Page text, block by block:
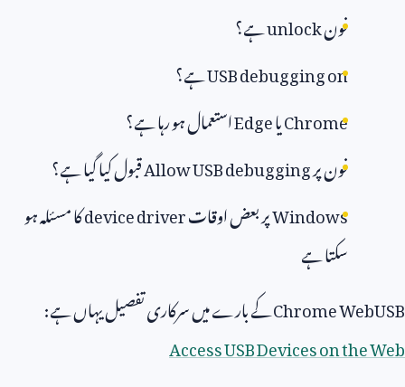
unlockہے؟
USB debugging onہے؟
ChromeیاEdgeاستعمال ہو رہا ہے؟
فون پرAllow USB debuggingقبول کیا گیا ہے؟
Windowsپر بعض اوقاتdevice driverکا مسئلہ ہو
سکتا ہے
Chromeکے بارے میں سرکاری تفصیل یہاں ہے:
Access USB Devices on